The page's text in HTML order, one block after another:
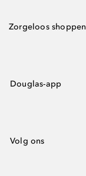
Zorgeloos shoppen
Douglas-app
Volg ons